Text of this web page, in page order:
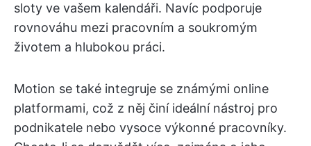
sloty ve vašem kalendáři. Navíc podporuje
rovnováhu mezi pracovním a soukromým
životem a hlubokou práci.
Motion se také integruje se známými online
platformami, což z něj činí ideální nástroj pro
podnikatele nebo vysoce výkonné pracovníky.